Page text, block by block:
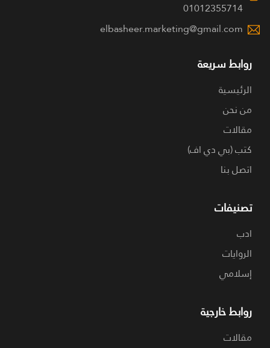
01012355714
elbasheer.marketing@gmail.com
روابط سريعة
الرئيسية
من نحن
مقالات
كتب (بي دي اف)
اتصل بنا
تصنيفات
ادب
الروايات
إسلامي
روابط خارجية
مقالات